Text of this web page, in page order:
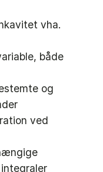
vha.
både
og
ved